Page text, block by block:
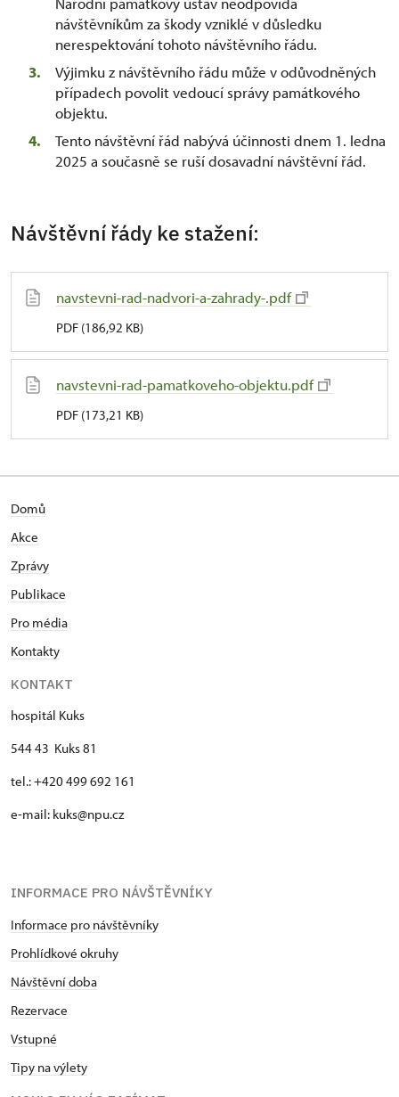
návštěvníkům za škody vzniklé v důsledku
nerespektování tohoto návštěvního řádu.
Výjimku z návštěvního řádu může v odůvodněných
případech povolit vedoucí správy památkového
objektu.
Tento návštěvní řád nabývá účinnosti dnem 1. ledna
2025 a současně se ruší dosavadní návštěvní řád.
Návštěvní řády ke stažení:
navstevni-rad-nadvori-a-zahrady-.pdf
PDF (186,92 KB)
navstevni-rad-pamatkoveho-objektu.pdf
PDF (173,21 KB)
Domů
Akce
Zprávy
Publikace
Pro média
Kontakty
KONTAKT
hospitál Kuks
544 43 Kuks 81
tel.: +420 499 692 161
e-mail: kuks@npu.cz
INFORMACE PRO NÁVŠTĚVNÍKY
Informace pro návštěvníky
Prohlídkové okruhy
Návštěvní doba
Rezervace
Vstupné
Tipy na výlety